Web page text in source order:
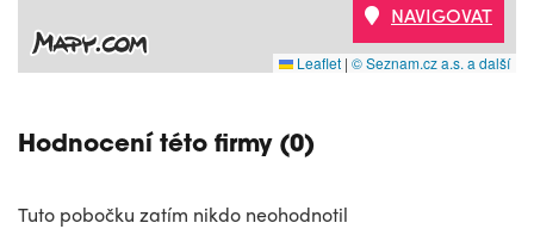
Leaflet | © Seznam.cz a.s. a další
NAVIGOVAT
Hodnocení této firmy (0)
Tuto pobočku zatím nikdo neohodnotil